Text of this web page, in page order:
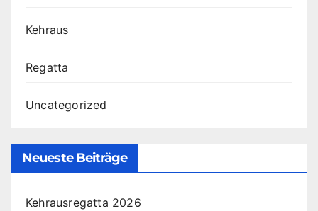
Kehraus
Regatta
Uncategorized
Neueste Beiträge
Kehrausregatta 2026